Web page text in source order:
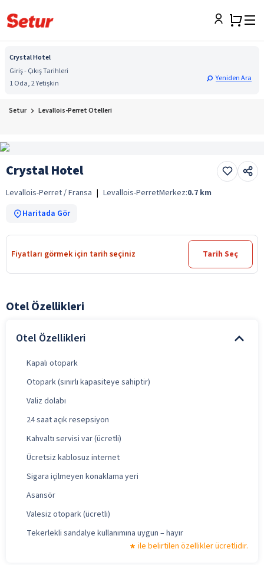
Crystal Hotel
Giriş - Çıkış Tarihleri
1 Oda, 2 Yetişkin
Yeniden Ara
Setur Levallois-Perret Otelleri
Crystal Hotel
Levallois-Perret / Fransa | Levallois-PerretMerkez:0.7 km
Haritada Gör
Fiyatları görmek için tarih seçiniz Tarih Seç
Otel Özellikleri
Otel Özellikleri
Kapalı otopark
Otopark (sınırlı kapasiteye sahiptir)
Valiz dolabı
24 saat açık resepsiyon
Kahvaltı servisi var (ücretli)
Ücretsiz kablosuz internet
Sigara içilmeyen konaklama yeri
Asansör
Valesiz otopark (ücretli)
Tekerlekli sandalye kullanımına uygun – hayır
ile belirtilen özellikler ücretlidir.